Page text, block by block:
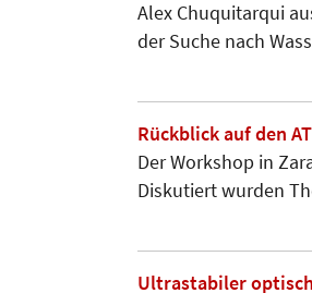
Alex Chuquitarqui
der Suche nach
Rückblick auf den
Der Workshop in
Diskutiert wurden
Ultrastabiler